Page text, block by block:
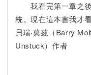
我看完第一章之後
統。現在這本書我才
貝瑞‧莫茲（Barry
Unstuck）作者